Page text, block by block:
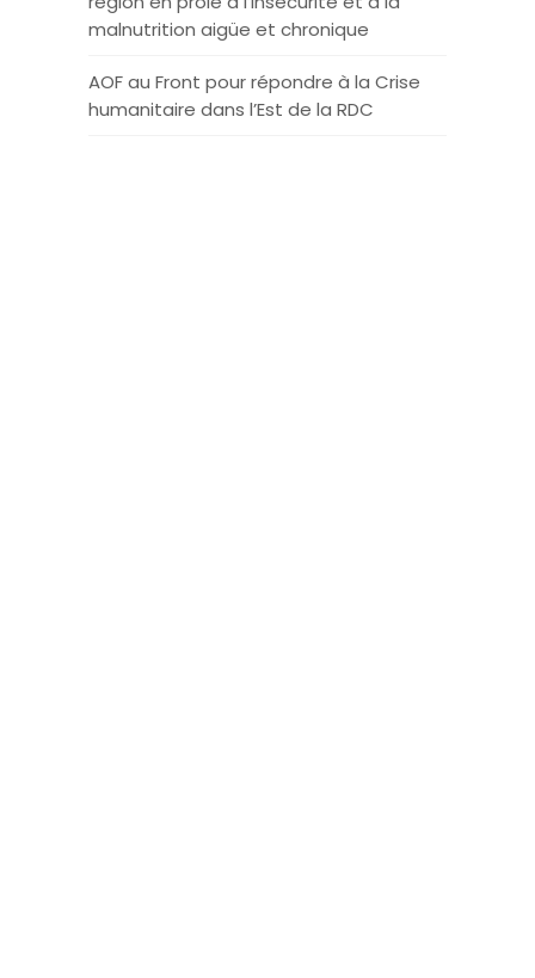
malnutrition aigüe et chronique
AOF au Front pour répondre à la Crise
humanitaire dans l’Est de la RDC